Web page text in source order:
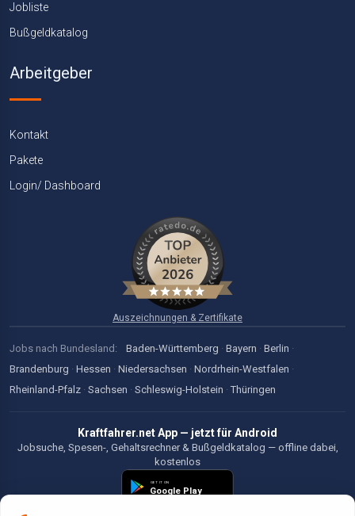
Jobliste
Bußgeldkatalog
Arbeitgeber
Kontakt
Pakete
Login/ Dashboard
Auszeichnungen & Zertifikate
Jobs nach Bundesland: Baden-Württemberg · Bayern · Berlin ·
Brandenburg · Hessen · Niedersachsen · Nordrhein-Westfalen ·
Rheinland-Pfalz · Sachsen · Schleswig-Holstein · Thüringen
Kraftfahrer.net App — jetzt für Android
Jobsuche, Spesen-, Gehaltsrechner & Bußgeldkatalog — offline dabei,
kostenlos